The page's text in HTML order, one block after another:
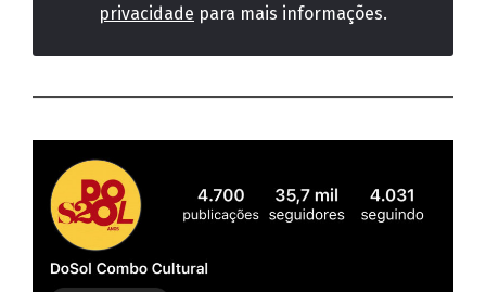
privacidade para mais informações.